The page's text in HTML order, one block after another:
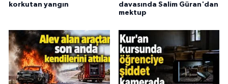
korkutan yangın
davasında Salim Güran'dan
mektup